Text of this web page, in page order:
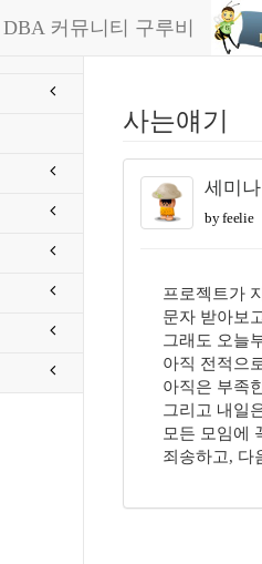
커뮤니티 구루비
사는얘기
세미
by feelie
프로젝트가
문자 받아보
그래도 오늘
아직 전적으
아직은 부족
그리고 내일
모든 모임에
죄송하고, 다